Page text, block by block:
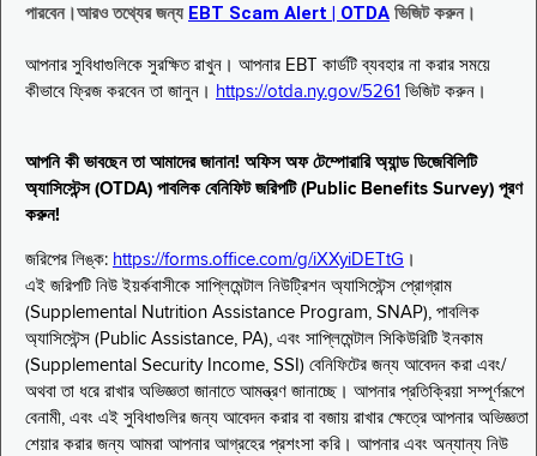
পারবেন।আরও তথ্যের জন্য EBT Scam Alert | OTDA ভিজিট করুন।
আপনার সুবিধাগুলিকে সুরক্ষিত রাখুন। আপনার EBT কার্ডটি ব্যবহার না করার সময়ে
কীভাবে ফ্রিজ করবেন তা জানুন। https://otda.ny.gov/5261 ভিজিট করুন।
আপনি কী ভাবছেন তা আমাদের জানান! অফিস অফ টেম্পোরারি অ্যান্ড ডিজেবিলিটি
অ্যাসিস্টেন্স (OTDA) পাবলিক বেনিফিট জরিপটি (Public Benefits Survey) পূরণ
করুন!
জরিপের লিঙ্ক: https://forms.office.com/g/iXXyiDETtG ।
এই জরিপটি নিউ ইয়র্কবাসীকে সাপ্লিমেন্টাল নিউট্রিশন অ্যাসিস্টেন্স প্রোগ্রাম
(Supplemental Nutrition Assistance Program, SNAP), পাবলিক
অ্যাসিস্টেন্স (Public Assistance, PA), এবং সাপ্লিমেন্টাল সিকিউরিটি ইনকাম
(Supplemental Security Income, SSI) বেনিফিটের জন্য আবেদন করা এবং/
অথবা তা ধরে রাখার অভিজ্ঞতা জানাতে আমন্ত্রণ জানাচ্ছে। আপনার প্রতিক্রিয়া সম্পূর্ণরূপে
বেনামী, এবং এই সুবিধাগুলির জন্য আবেদন করার বা বজায় রাখার ক্ষেত্রে আপনার অভিজ্ঞতা
শেয়ার করার জন্য আমরা আপনার আগ্রহের প্রশংসা করি। আপনার এবং অন্যান্য নিউ